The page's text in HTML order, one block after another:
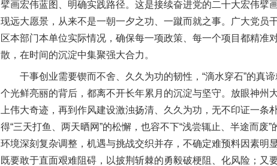
擘画宏伟蓝图、明确实践路径。这是接续奋进党的二十大宏伟
现远大愿景，从来不是一朝一夕之功、一蹴而就之事。广大党
区本部门本单位实际情况，确保每一项政策、每一个项目都精
散，在时间的沉淀中集聚强大合力。
干事创业需要锲而不舍、久久为功的韧性，“滴水穿石”的真
个光鲜亮丽的背后，都离不开长年累月的沉淀与坚守。放眼神州
上伟大奇迹，再到作风建设激浊扬清、久久为功，无不印证一
得“三天打鱼、两天晒网”的松懈，也容不下“浅尝辄止、半途而废
环境深刻复杂调整，机遇与挑战交织并存，不确定难预料因素明
既要敢于直面艰难阻碍，以披荆斩棘的勇毅破梗阻、化风险；
今年投资意